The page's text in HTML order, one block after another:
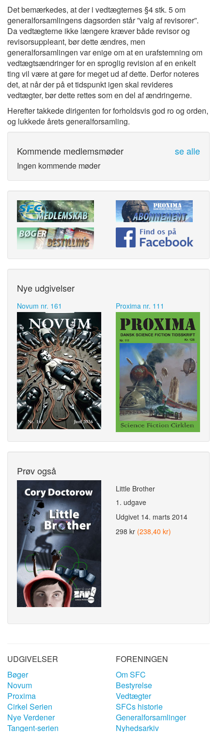
Det bemærkedes, at der i vedtægternes §4 stk. 5 om
generalforsamlingens dagsorden står ”valg af revisorer”.
Da vedtægterne ikke længere kræver både revisor og
revisorsuppleant, bør dette ændres, men
generalforsamlingen var enige om at en urafstemning om
vedtægtsændringer for en sproglig revision af en enkelt
ting vil være at gøre for meget ud af dette. Derfor noteres
det, at når der på et tidspunkt igen skal revideres
vedtægter, bør dette rettes som en del af ændringerne.
Herefter takkede dirigenten for forholdsvis god ro og orden,
og lukkede årets generalforsamling.
Kommende medlemsmøder se alle
Ingen kommende møder
Nye udgivelser
Novum nr. 161 Proxima nr. 111
Prøv også
Little Brother
1. udgave
Udgivet 14. marts 2014
298 kr (238,40 kr)
UDGIVELSER
Bøger
Novum
Proxima
Cirkel Serien
Nye Verdener
Tangent-serien
FORENINGEN
Om SFC
Bestyrelse
Vedtægter
SFCs historie
Generalforsamlinger
Nyhedsarkiv